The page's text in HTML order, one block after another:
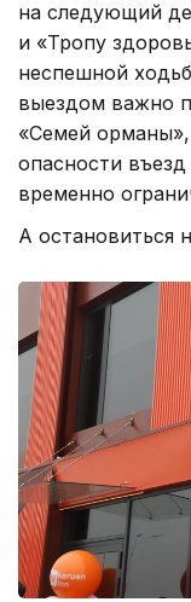
на следующий
и «Тропу
неспешной
выездом важно
«Семей
опасности
временно
А остановиться